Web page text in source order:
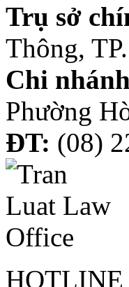
Trụ sở
Thông,
Chi
Phường
ĐT: (08)
HOTLINE